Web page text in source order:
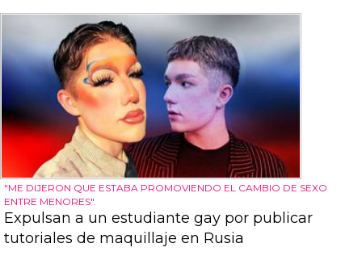
"ME DIJERON QUE ESTABA PROMOVIENDO EL CAMBIO DE SEXO
ENTRE MENORES".
Expulsan a un estudiante gay por publicar
tutoriales de maquillaje en Rusia